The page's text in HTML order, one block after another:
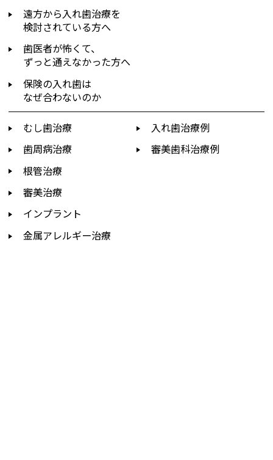
遠方から入れ歯治療を
検討されている方へ
歯医者が怖くて、
ずっと通えなかった方へ
保険の入れ歯は
なぜ合わないのか
むし歯治療
歯周病治療
根管治療
審美治療
インプラント
金属アレルギー治療
入れ歯治療例
審美歯科治療例